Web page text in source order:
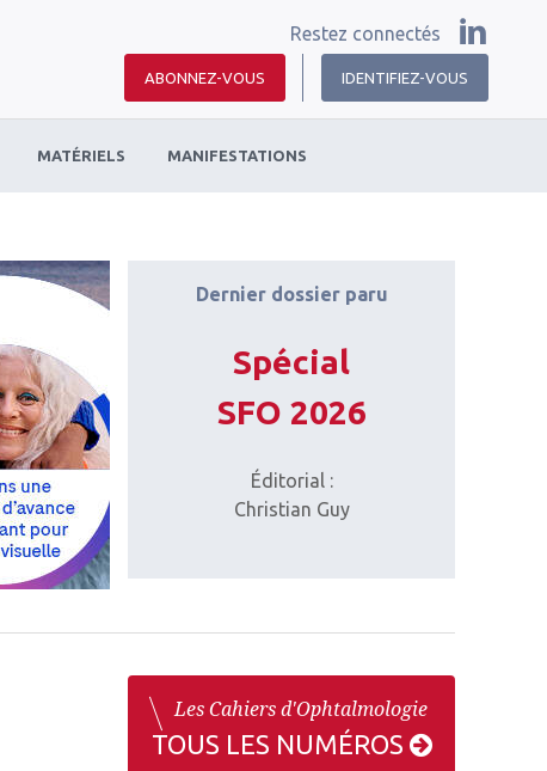
Restez connectés
ABONNEZ-VOUS IDENTIFIEZ-VOUS
MATÉRIELS MANIFESTATIONS
Dernier dossier paru
Spécial
SFO 2026
Éditorial :
Christian Guy
Les Cahiers d'Ophtalmologie
TOUS LES NUMÉROS